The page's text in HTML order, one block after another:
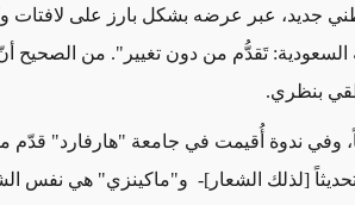
جديد، عبر عرضه بشكل بارز على لافتات
السعودية: تَقدُّم من دون تغيير". من الصحيح
بنظري.
ندوة أُقيمت في جامعة "هارفارد" قدّم
[لذلك الشعار]- و"ماكينزي" هي نفس